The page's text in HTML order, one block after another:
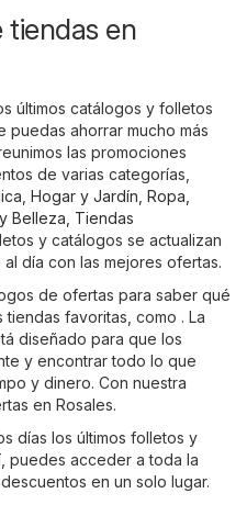
tiendas en
últimos catálogos y folletos
puedas ahorrar mucho más
las promociones
de varias categorías,
Hogar y Jardín Ropa,
Belleza Tiendas
y catálogos se actualizan
día con las mejores ofertas.
de ofertas para saber qué
favoritas, como . La
diseñado para que los
y encontrar todo lo que
y dinero. Con nuestra
en Rosales.
días los últimos folletos y
puedes acceder a toda la
en un solo lugar.